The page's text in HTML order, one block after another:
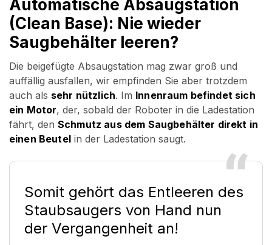
Automatische Absaugstation
(Clean Base): Nie wieder
Saugbehälter leeren?
Die beigefügte Absaugstation mag zwar groß und
auffällig ausfallen, wir empfinden Sie aber trotzdem
auch als sehr nützlich. Im Innenraum befindet sich
ein Motor, der, sobald der Roboter in die Ladestation
fährt, den Schmutz aus dem Saugbehälter direkt in
einen Beutelin der Ladestation saugt.
Somit gehört das Entleeren des
Staubsaugers von Hand nun
der Vergangenheit an!